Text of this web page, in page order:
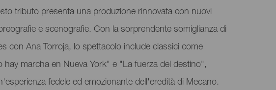
tributo presenta una produzione rinnovata con nuovi
e scenografie. Con la sorprendente somiglianza di
con Ana Torroja, lo spettacolo include classici come
hay marcha en Nueva York" e "La fuerza del destino",
fedele ed emozionante dell'eredità di Mecano.